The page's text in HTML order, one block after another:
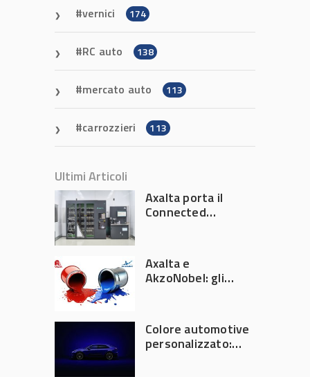
vernici 174
RC auto 138
mercato auto 113
carrozzieri 113
Ultimi Articoli
Axalta porta il
Connected
Automechanika
Frankfurt 2026
Axalta e
AkzoNobel: gli
Colore automotive
personalizzato: